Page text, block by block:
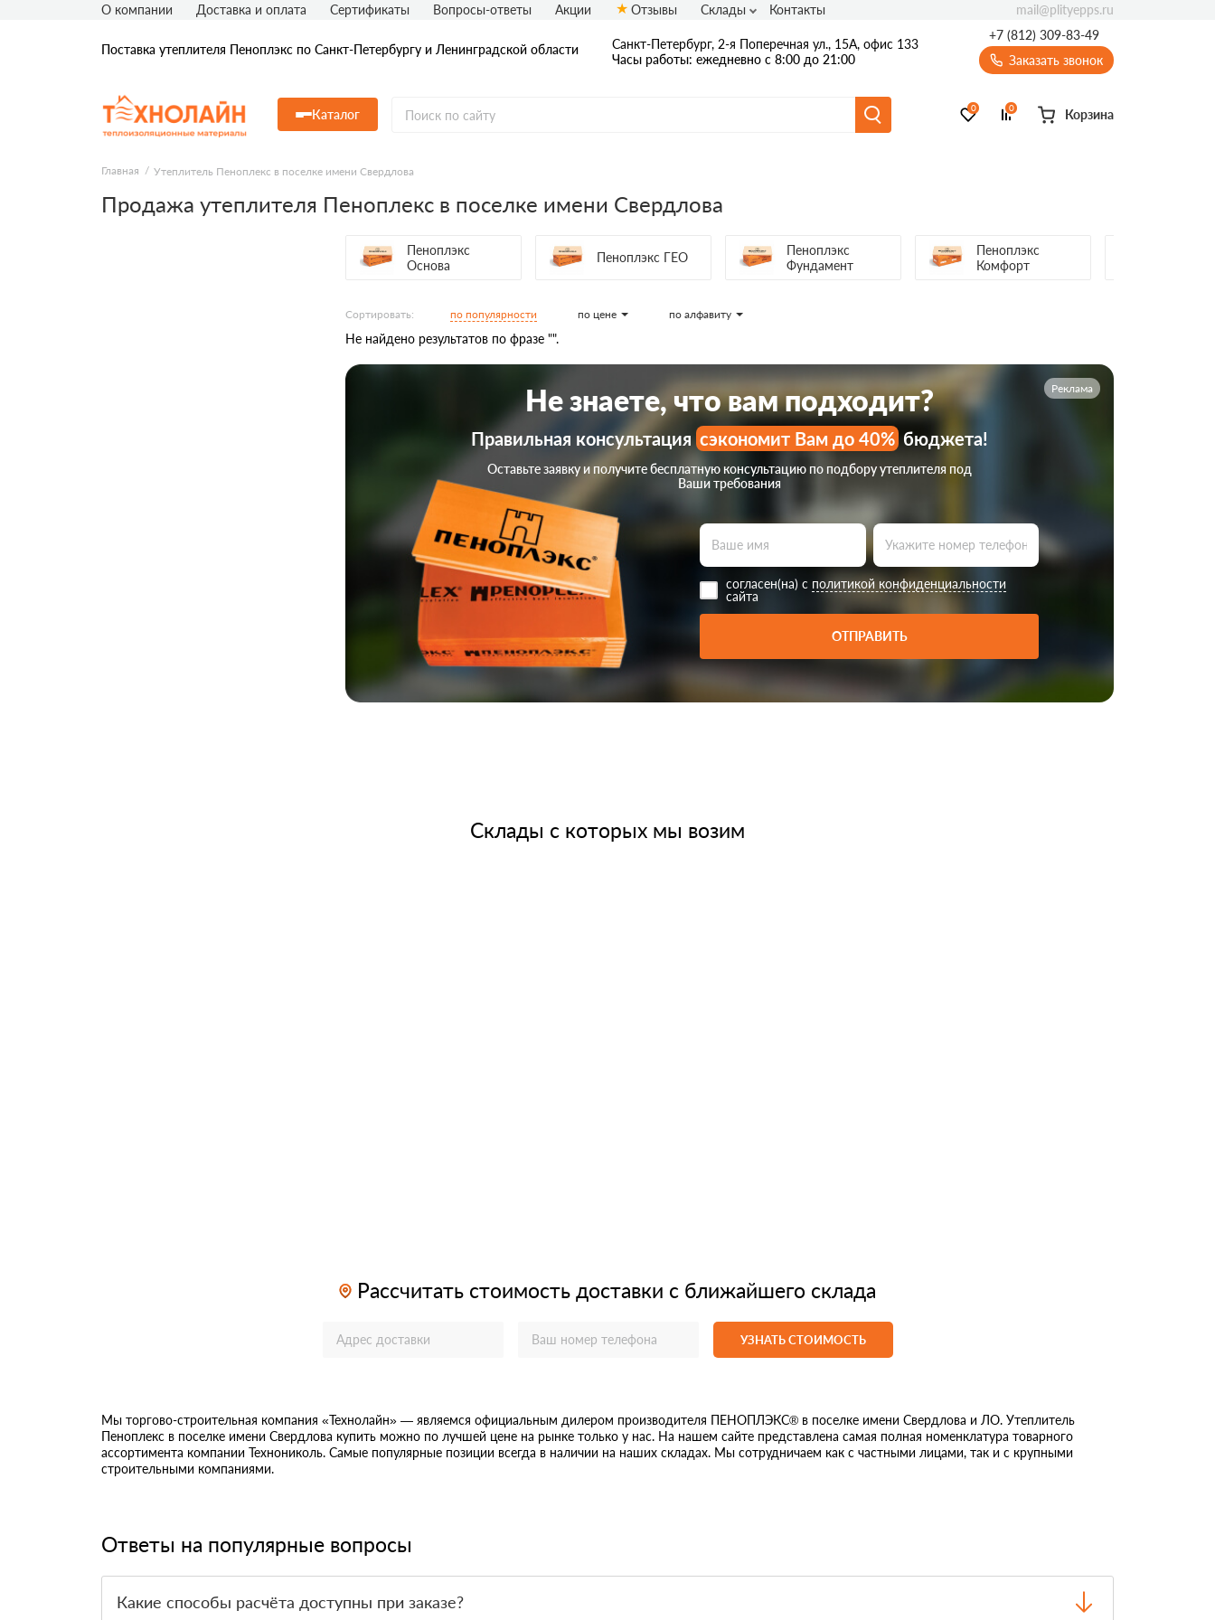
Поставка утеплителя Пеноплэкс по Санкт-Петербургу и Ленинградской области
Санкт-Петербург, 2-я Поперечная ул., 15А, офис 133
Часы работы: ежедневно с 8:00 до 21:00
+7 (812) 309-83-49
Заказать звонок
Каталог 0 0 Корзина
О компании Доставка и оплата Сертификаты Вопросы-ответы Акции Отзывы Склады Контакты mail@plityepps.ru
Главная Утеплитель Пеноплекс в поселке имени Свердлова
Продажа утеплителя Пеноплекс в поселке имени Свердлова
Пеноплэкс
Основа
Пеноплэкс ГЕО
Пеноплэкс
Фундамент
Пеноплэкс
Комфорт
Сортировать: по популярности по цене по алфавиту
Не найдено результатов по фразе "".
Реклама
Не знаете, что вам подходит?
Правильная консультация сэкономит Вам до 40% бюджета!
Оставьте заявку и получите бесплатную консультацию по подбору утеплителя под
Ваши требования
согласен(на) с политикой конфиденциальности
сайта
ОТПРАВИТЬ
Склады с которых мы возим
Рассчитать стоимость доставки с ближайшего склада
УЗНАТЬ СТОИМОСТЬ
Мы торгово-строительная компания «Технолайн» — являемся официальным дилером производителя ПЕНОПЛЭКС® в поселке имени Свердлова и ЛО. Утеплитель
Пеноплекс в поселке имени Свердлова купить можно по лучшей цене на рынке только у нас. На нашем сайте представлена самая полная номенклатура товарного
ассортимента компании Технониколь. Самые популярные позиции всегда в наличии на наших складах. Мы сотрудничаем как с частными лицами, так и с крупными
строительными компаниями.
Ответы на популярные вопросы
Какие способы расчёта доступны при заказе?